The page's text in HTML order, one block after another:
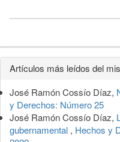
Detalles
del
artículo
Artículos más leídos del
José Ramón Cossío Díaz,
y Derechos: Número 25
José Ramón Cossío Díaz,
gubernamental , Hechos y